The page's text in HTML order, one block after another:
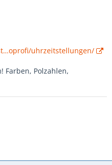
uhrzeitstellungen/
Farben, Polzahlen,